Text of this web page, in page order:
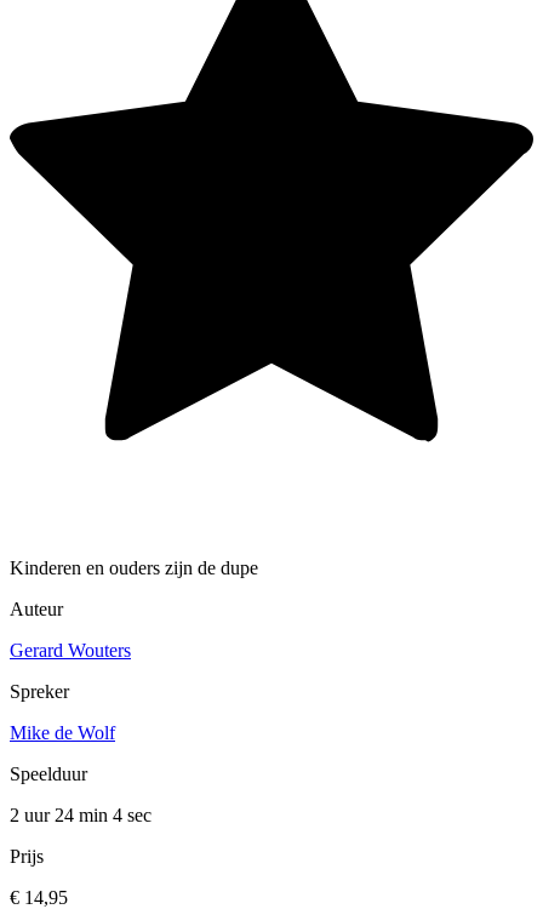
Kinderen en ouders zijn de dupe
Auteur
Gerard Wouters
Spreker
Mike de Wolf
Speelduur
2 uur 24 min 4 sec
Prijs
€ 14,95